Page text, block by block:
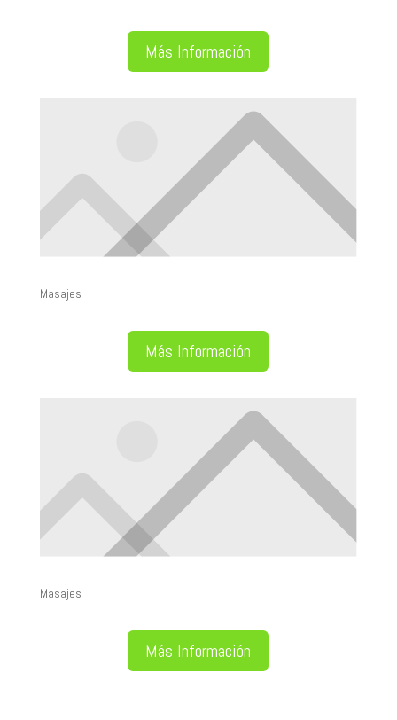
Más Información
Masajes
Más Información
Masajes
Más Información